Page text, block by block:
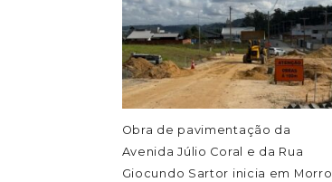
Obra de pavimentação da
Avenida Júlio Coral e da Rua
Giocundo Sartor inicia em Morro